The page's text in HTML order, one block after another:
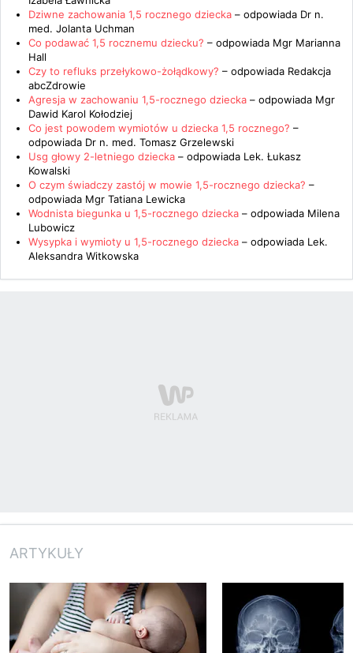
Dziwne zachowania 1,5 rocznego dziecka – odpowiada Dr n.
med. Jolanta Uchman
Co podawać 1,5 rocznemu dziecku? – odpowiada Mgr Marianna
Hall
Czy to refluks przełykowo-żołądkowy? – odpowiada Redakcja
abcZdrowie
Agresja w zachowaniu 1,5-rocznego dziecka – odpowiada Mgr
Dawid Karol Kołodziej
Co jest powodem wymiotów u dziecka 1,5 rocznego? –
odpowiada Dr n. med. Tomasz Grzelewski
Usg głowy 2-letniego dziecka – odpowiada Lek. Łukasz
Kowalski
O czym świadczy zastój w mowie 1,5-rocznego dziecka? –
odpowiada Mgr Tatiana Lewicka
Wodnista biegunka u 1,5-rocznego dziecka – odpowiada Milena
Lubowicz
Wysypka i wymioty u 1,5-rocznego dziecka – odpowiada Lek.
Aleksandra Witkowska
ARTYKUŁY